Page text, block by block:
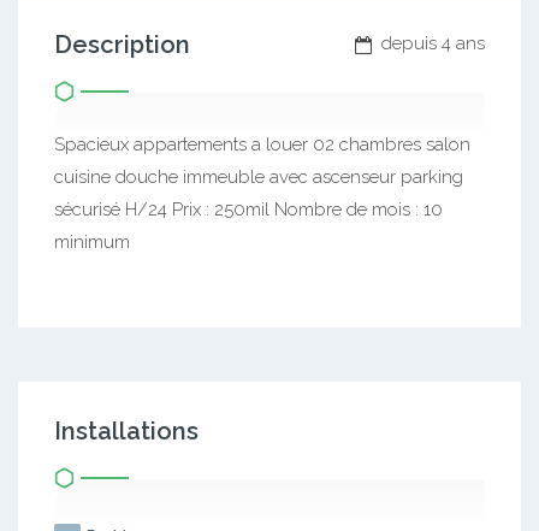
depuis 4 ans
Description
Spacieux appartements a louer 02 chambres salon
cuisine douche immeuble avec ascenseur parking
sécurisé H/24 Prix : 250mil Nombre de mois : 10
minimum
Installations